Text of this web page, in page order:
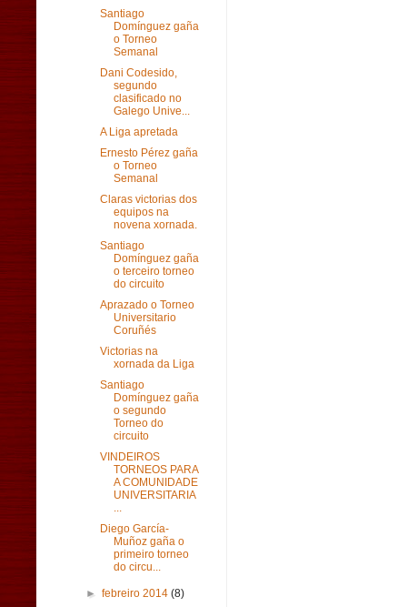
Santiago
Domínguez gaña
o Torneo
Semanal
Dani Codesido,
segundo
clasificado no
Galego Unive...
A Liga apretada
Ernesto Pérez gaña
o Torneo
Semanal
Claras victorias dos
equipos na
novena xornada.
Santiago
Domínguez gaña
o terceiro torneo
do circuito
Aprazado o Torneo
Universitario
Coruñés
Victorias na
xornada da Liga
Santiago
Domínguez gaña
o segundo
Torneo do
circuito
VINDEIROS
TORNEOS PARA
A COMUNIDADE
UNIVERSITARIA
...
Diego García-
Muñoz gaña o
primeiro torneo
do circu...
►febreiro 2014(8)